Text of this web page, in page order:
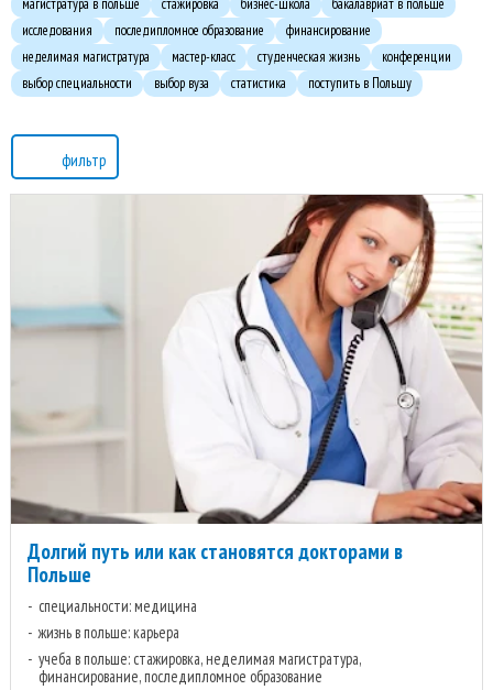
исследования
последипломное образование
финансирование
неделимая магистратура
мастер-класс студенческая жизнь
конференции
выбор специальности
выбор вуза статистика поступить в Польшу
фильтр
Долгий путь или как становятся докторами в
Польше
специальности: медицина
жизнь в польше: карьера
учеба в польше: стажировка, неделимая магистратура,
финансирование, последипломное образование